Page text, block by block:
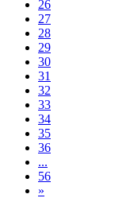
26
27
28
29
30
31
32
33
34
35
36
...
56
»